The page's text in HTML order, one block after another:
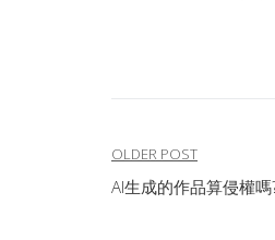
文
章
OLDER POST
AI生成的作品算侵權